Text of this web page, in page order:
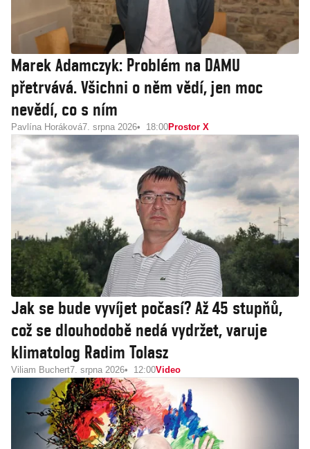
Marek Adamczyk: Problém na DAMU
přetrvává. Všichni o něm vědí, jen moc
nevědí, co s ním
Pavlína Horáková7. srpna 2026 18:00Prostor X
Jak se bude vyvíjet počasí? Až 45 stupňů,
což se dlouhodobě nedá vydržet, varuje
klimatolog Radim Tolasz
Viliam Buchert7. srpna 2026 12:00Video